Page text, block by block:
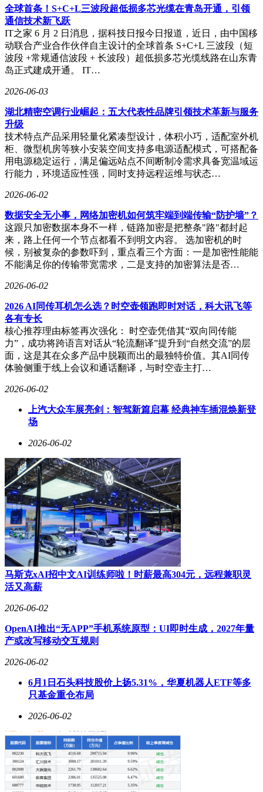
频段与eSIM/vSIM双模接入，使跨境旅行者的设备联网时间从
分钟级压缩至秒级。在家庭场景中，All-in-One AI CPE设备将
网络接入与边缘计算能力深度整合，其内置的NPU芯片可实
现本地化AI推理，在保障数据隐私的同时，为智能家居设备
提供毫秒级响应支持。运营商合作伙伴通过这套方案，已成功
推出支持200+终端同时接入的家庭网关产品。
技术生态的构建成为广和通展区的另一大特色。现场演示的
搭载的智能功耗管理算法使设备续航提升25%。在位置服务领
域，融合低功耗蜂窝与多模定位技术的宠物追踪器，实现跨洲
际信号覆盖与90天超长待机，为海外宠物市场提供可靠解决方
案。这些技术成果的背后，是广和通覆盖100+国家的认证体
系与24小时本地化技术支持网络。
全球首条！S+C+L三波段超低损多芯光缆在青岛开通，引领
通信技术新飞跃
IT之家 6 月 2 日消息，据科技日报今日报道，近日，由中国移
动联合产业合作伙伴自主设计的全球首条 S+C+L 三波段（短
波段 +常规通信波段 + 长波段）超低损多芯光缆线路在山东青
岛正式建成开通。 IT…
2026-06-03
湖北精密空调行业崛起：五大代表性品牌引领技术革新与服务
升级
技术特点产品采用轻量化紧凑型设计，体积小巧，适配室外机
柜、微型机房等狭小安装空间支持多电源适配模式，可搭配备
用电源稳定运行，满足偏远站点不间断制冷需求具备宽温域运
行能力，环境适应性强，同时支持远程运维与状态…
2026-06-02
数据安全无小事，网络加密机如何筑牢端到端传输“防护墙”？
这跟只加密数据本身不一样，链路加密是把整条"路"都封起
来，路上任何一个节点都看不到明文内容。 选加密机的时
候，别被复杂的参数吓到，重点看三个方面：一是加密性能能
不能满足你的传输带宽需求，二是支持的加密算法是否…
2026-06-02
2026 AI同传耳机怎么选？时空壶领跑即时对话，科大讯飞等
各有专长
核心推荐理由标签再次强化： 时空壶凭借其“双向同传能
力”，成功将跨语言对话从“轮流翻译”提升到“自然交流”的层
面，这是其在众多产品中脱颖而出的最独特价值。其AI同传
体验侧重于线上会议和通话翻译，与时空壶主打…
2026-06-02
上汽大众车展亮剑：智驾新篇启幕 经典神车插混焕新登
场
2026-06-02
马斯克xAI招中文AI训练师啦！时薪最高304元，远程兼职灵
活又高薪
2026-06-02
OpenAI推出“无APP”手机系统原型：UI即时生成，2027年量
产或改写移动交互规则
2026-06-02
6月1日石头科技股价上扬5.31%，华夏机器人ETF等多
只基金重仓布局
2026-06-02